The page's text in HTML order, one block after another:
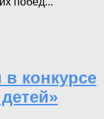
конкурсе